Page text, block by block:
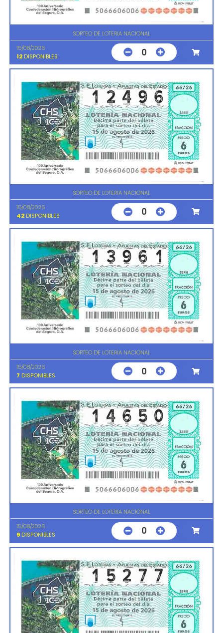
SORTEO DE LOTERIA NACIONAL
15/08/2026
12 DISPONIBLES 0
SORTEO DE LOTERIA NACIONAL
15/08/2026
42 DISPONIBLES 0
SORTEO DE LOTERIA NACIONAL
15/08/2026
7 DISPONIBLES 0
SORTEO DE LOTERIA NACIONAL
15/08/2026
9 DISPONIBLES 0